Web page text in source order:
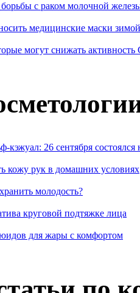
с раком молочной
медицинские маски зимой
могут снижать
кэжуал: 26 сентября
кожу рук в домашних условиях
молодость?
круговой подтяжке лица
для жары с комфортом